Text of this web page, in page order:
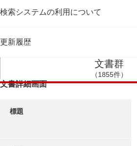
検索システムの利用について
更新履歴
文書群
（1855件）
文書詳細画面
標題